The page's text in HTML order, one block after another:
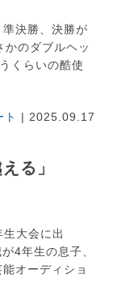
決勝、決勝が
のダブルヘッ
くらいの酷使
ト | 2025.09.17
る」
大会に出
4年生の息子、
オーディショ